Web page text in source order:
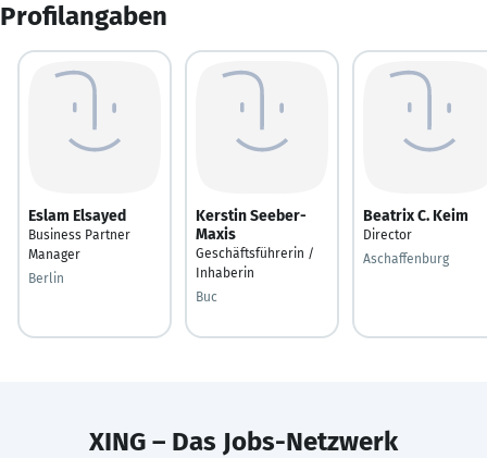
Profilangaben
Eslam Elsayed
Business Partner
Manager
Berlin
Kerstin Seeber-
Maxis
Geschäftsführerin /
Inhaberin
Buc
Beatrix C. Keim
Director
Aschaffenburg
XING – Das Jobs-Netzwerk